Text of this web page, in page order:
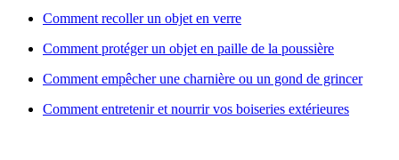
Comment recoller un objet en verre
Comment protéger un objet en paille de la poussière
Comment empêcher une charnière ou un gond de grincer
Comment entretenir et nourrir vos boiseries extérieures